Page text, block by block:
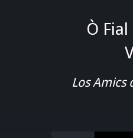
Ò
Los Amics